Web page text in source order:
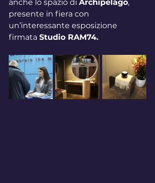
anche lo spazio di Archipelago,
presente in fiera con
un’interessante esposizione
firmata Studio RAM74.